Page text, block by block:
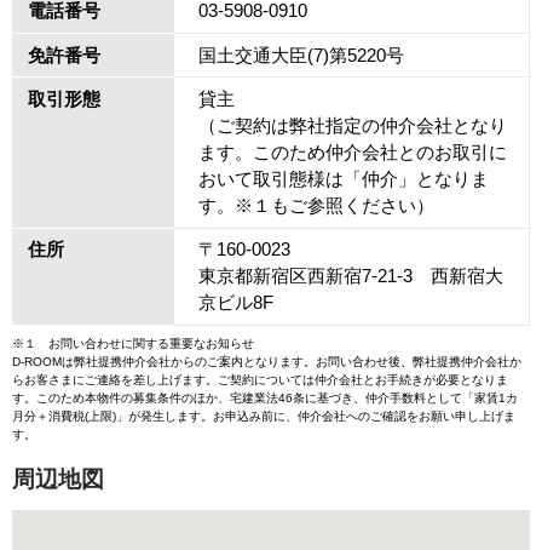
電話番号 03-5908-0910
免許番号 国土交通大臣(7)第5220号
取引形態
貸主
（ご契約は弊社指定の仲介会社となり
ます。このため仲介会社とのお取引に
おいて取引態様は「仲介」となりま
す。※１もご参照ください）
住所
〒160-0023
東京都新宿区西新宿7-21-3 西新宿大
京ビル8F
※１ お問い合わせに関する重要なお知らせ
D-ROOMは弊社提携仲介会社からのご案内となります。お問い合わせ後、弊社提携仲介会社か
らお客さまにご連絡を差し上げます。ご契約については仲介会社とお手続きが必要となりま
す。このため本物件の募集条件のほか、宅建業法46条に基づき、仲介手数料として「家賃1カ
月分＋消費税(上限)」が発生します。お申込み前に、仲介会社へのご確認をお願い申し上げま
す。
周辺地図